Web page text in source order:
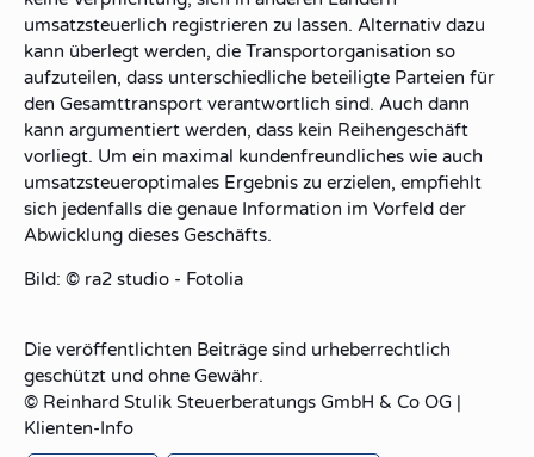
umsatzsteuerlich registrieren zu lassen. Alternativ dazu
kann überlegt werden, die Transportorganisation so
aufzuteilen, dass unterschiedliche beteiligte Parteien für
den Gesamttransport verantwortlich sind. Auch dann
kann argumentiert werden, dass kein Reihengeschäft
vorliegt. Um ein maximal kundenfreundliches wie auch
umsatzsteueroptimales Ergebnis zu erzielen, empfiehlt
sich jedenfalls die genaue Information im Vorfeld der
Abwicklung dieses Geschäfts.
Bild: © ra2 studio - Fotolia
Die veröffentlichten Beiträge sind urheberrechtlich
geschützt und ohne Gewähr.
© Reinhard Stulik Steuerberatungs GmbH & Co OG |
Klienten-Info